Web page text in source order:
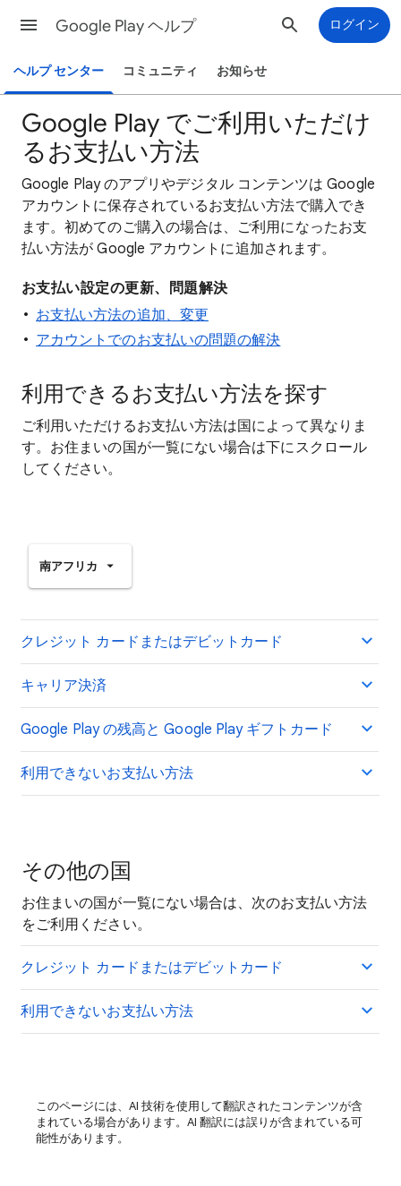
Google Play ヘルプ ログイン
ヘルプ センター コミュニティ お知らせ
Google Play でご利用いただけ
るお支払い方法
Google Play のアプリやデジタル コンテンツは Google
アカウントに保存されているお支払い方法で購入でき
ます。初めてのご購入の場合は、ご利用になったお支
払い方法が Google アカウントに追加されます。
お支払い設定の更新、問題解決
お支払い方法の追加、変更
アカウントでのお支払いの問題の解決
利用できるお支払い方法を探す
ご利用いただけるお支払い方法は国によって異なりま
す。お住まいの国が一覧にない場合は下にスクロール
してください。
南アフリカ
クレジット カードまたはデビットカード
キャリア決済
Google Play の残高と Google Play ギフトカード
利用できないお支払い方法
その他の国
お住まいの国が一覧にない場合は、次のお支払い方法
をご利用ください。
クレジット カードまたはデビットカード
利用できないお支払い方法
このページには、AI 技術を使用して翻訳されたコンテンツが含
まれている場合があります。AI 翻訳には誤りが含まれている可
能性があります。